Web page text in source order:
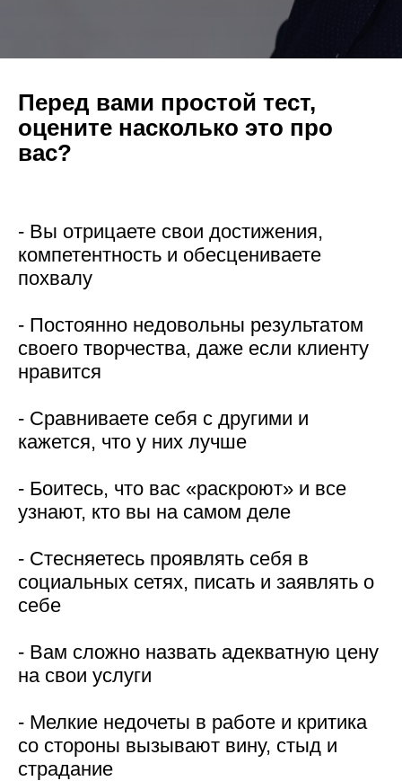
Перед вами простой тест,
оцените насколько это про
вас?
- Вы отрицаете свои достижения,
компетентность и обесцениваете
похвалу
- Постоянно недовольны результатом
своего творчества, даже если клиенту
нравится
- Сравниваете себя с другими и
кажется, что у них лучше
- Боитесь, что вас «раскроют» и все
узнают, кто вы на самом деле
- Стесняетесь проявлять себя в
социальных сетях, писать и заявлять о
себе
- Вам сложно назвать адекватную цену
на свои услуги
- Мелкие недочеты в работе и критика
со стороны вызывают вину, стыд и
страдание